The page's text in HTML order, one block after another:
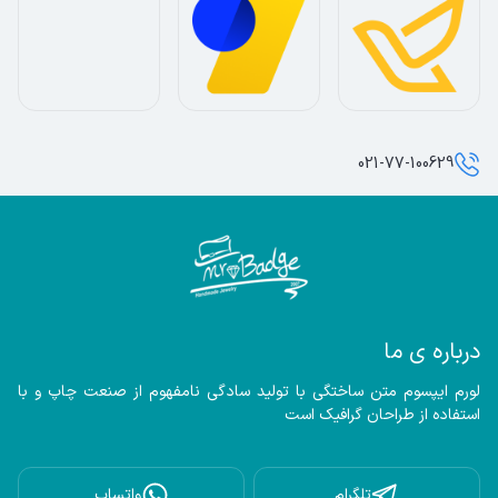
درباره ی ما
استفاده از طراحان گرافیک است
021-77-100629